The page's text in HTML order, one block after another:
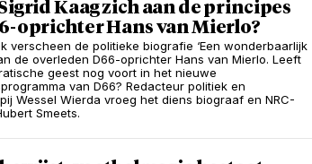
Kaag zich aan de principes
oprichter Hans van Mierlo?
verscheen de politieke biografie ‘Een wonderbaarlijk
de overleden D66-oprichter Hans van Mierlo. Leeft
geest nog voort in het nieuwe
van D66? Redacteur politiek en
Wessel Wierda vroeg het diens biograaf en NRC-
Smeets.